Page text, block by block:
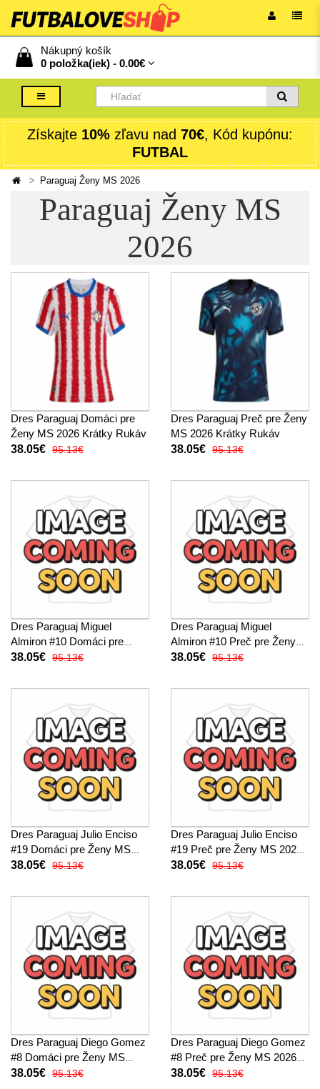
Nákupný košík
0 položka(iek) - 0.00€
Získajte 10% zľavu nad 70€, Kód kupónu:
FUTBAL
Paraguaj Ženy MS 2026
Paraguaj Ženy MS
2026
Dres Paraguaj Domáci pre
Ženy MS 2026 Krátky Rukáv
38.05€ 95.13€
Dres Paraguaj Preč pre Ženy
MS 2026 Krátky Rukáv
38.05€ 95.13€
Dres Paraguaj Miguel
Almiron #10 Domáci pre
Ženy MS 2026 Krátky Rukáv
38.05€ 95.13€
Dres Paraguaj Miguel
Almiron #10 Preč pre Ženy
MS 2026 Krátky Rukáv
38.05€ 95.13€
Dres Paraguaj Julio Enciso
#19 Domáci pre Ženy MS
2026 Krátky Rukáv
38.05€ 95.13€
Dres Paraguaj Julio Enciso
#19 Preč pre Ženy MS 2026
Krátky Rukáv
38.05€ 95.13€
Dres Paraguaj Diego Gomez
#8 Domáci pre Ženy MS
2026 Krátky Rukáv
38.05€ 95.13€
Dres Paraguaj Diego Gomez
#8 Preč pre Ženy MS 2026
Krátky Rukáv
38.05€ 95.13€